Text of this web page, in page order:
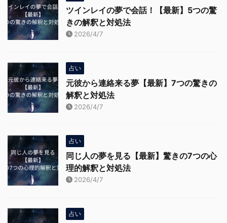
ツインレイの夢で会話！【最新】5つの驚
きの解釈と対処法
2026/4/7
占い
元彼から連絡来る夢【最新】7つの驚きの
解釈と対処法
2026/4/7
占い
同じ人の夢を見る【最新】驚きの7つの心
理的解釈と対処法
2026/4/7
占い